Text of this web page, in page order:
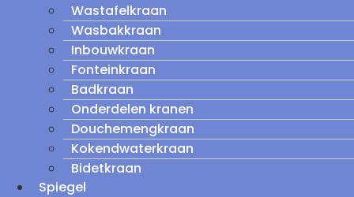
Wastafelkraan
Wasbakkraan
Inbouwkraan
Fonteinkraan
Badkraan
Onderdelen kranen
Douchemengkraan
Kokendwaterkraan
Bidetkraan
Spiegel